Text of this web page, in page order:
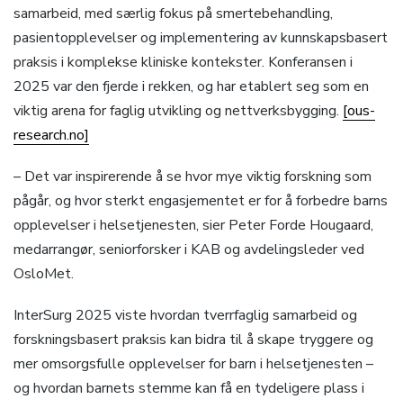
samarbeid, med særlig fokus på smertebehandling,
pasientopplevelser og implementering av kunnskapsbasert
praksis i komplekse kliniske kontekster. Konferansen i
2025 var den fjerde i rekken, og har etablert seg som en
viktig arena for faglig utvikling og nettverksbygging. [ous-
research.no]
– Det var inspirerende å se hvor mye viktig forskning som
pågår, og hvor sterkt engasjementet er for å forbedre barns
opplevelser i helsetjenesten, sier Peter Forde Hougaard,
medarrangør, seniorforsker i KAB og avdelingsleder ved
OsloMet.
InterSurg 2025 viste hvordan tverrfaglig samarbeid og
forskningsbasert praksis kan bidra til å skape tryggere og
mer omsorgsfulle opplevelser for barn i helsetjenesten –
og hvordan barnets stemme kan få en tydeligere plass i